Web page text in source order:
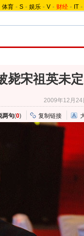
体育 - S - 娱乐 - V - 财经 - IT -
毙宋祖英未定
2009年12月24
两句(0) 复制链接